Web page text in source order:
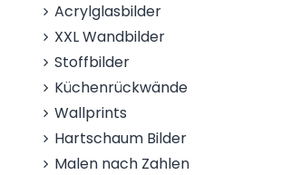
Acrylglasbilder
XXL Wandbilder
Stoffbilder
Küchenrückwände
Wallprints
Hartschaum Bilder
Malen nach Zahlen